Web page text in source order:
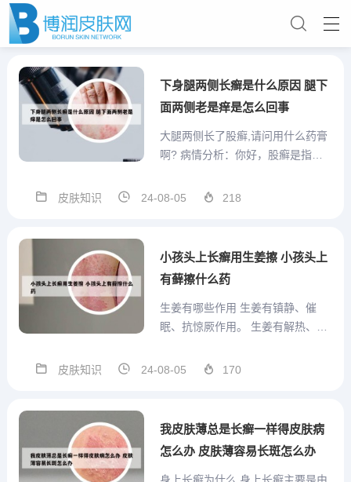
下身腿两侧长癣是什么原因 腿下
面两侧老是痒是怎么回事
大腿两侧长了股癣,请问用什么药膏
啊? 病情分析：你好，股癣是指股
的皮肤病。股癣的主要症状是局部
霜、1%复方酮康唑霜、1%特比萘
皮肤知识 24-08-05 218
小孩头上长癣用生姜擦 小孩头上
有藓擦什么药
生姜有哪些作用 生姜有镇静、催
眠、抗惊厥作用。 生姜有解热、镇
生姜有抗溃疡作用，其所含姜烯具
使肠管松弛，蠕动减少。另一方
皮肤知识 24-08-05 170
我皮肤薄总是长癣一样得皮肤病
怎么办 皮肤薄容易长斑怎么办